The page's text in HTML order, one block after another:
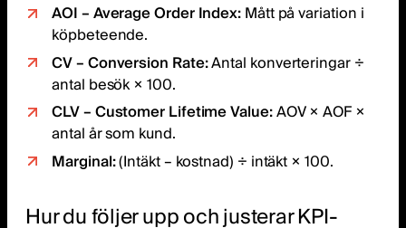
AOI – Average Order Index:Mått på variation i
köpbeteende.
CV – Conversion Rate:Antal konverteringar ÷
antal besök × 100.
CLV – Customer Lifetime Value:AOV × AOF ×
antal år som kund.
Marginal:(Intäkt – kostnad) ÷ intäkt × 100.
Hur du följer upp och justerar KPI-